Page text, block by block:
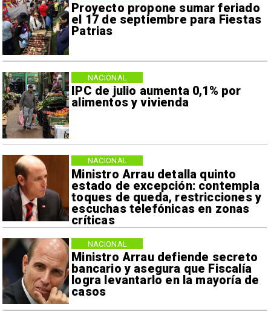
Proyecto propone sumar feriado
el 17 de septiembre para Fiestas
Patrias
IPC de julio aumenta 0,1% por
alimentos y vivienda
NACIONAL
Ministro Arrau detalla quinto
estado de excepción: contempla
toques de queda, restricciones y
escuchas telefónicas en zonas
críticas
NACIONAL
Ministro Arrau defiende secreto
bancario y asegura que Fiscalía
logra levantarlo en la mayoría de
casos
NACIONAL